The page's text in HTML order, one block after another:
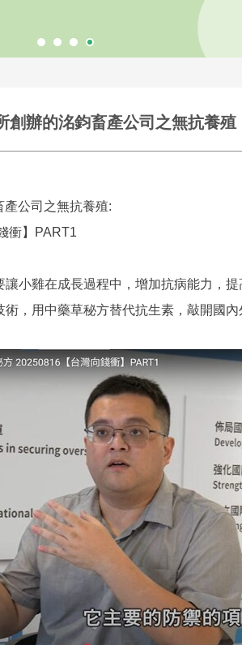
創辦的洺鈞畜產公司之無抗養殖
公司之無抗養殖:
衝】PART1
小雞在成長過程中，增加抗病能力，
，用中藥草秘方替代抗生素，敲開國